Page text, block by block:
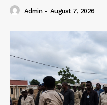
Admin - August 7, 2026